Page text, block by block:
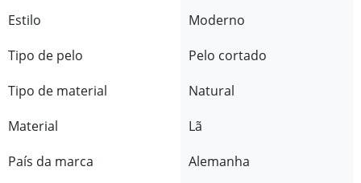
Estilo
Moderno
Tipo de pelo
Pelo cortado
Tipo de material
Natural
Material
Lã
País da marca
Alemanha